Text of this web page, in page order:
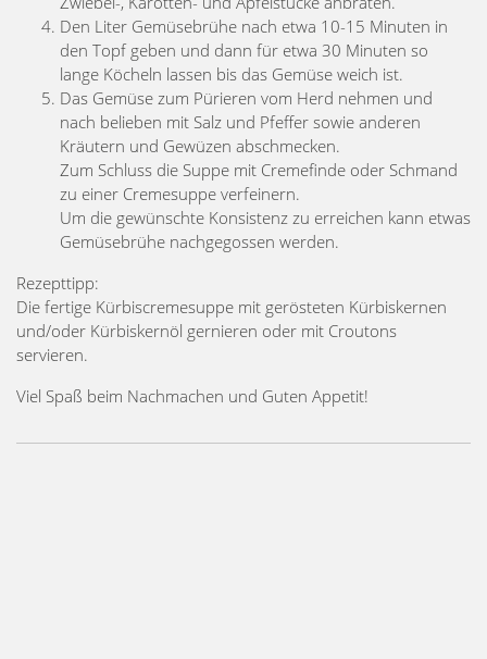
Den Liter Gemüsebrühe nach etwa 10-15 Minuten in
den Topf geben und dann für etwa 30 Minuten so
lange Köcheln lassen bis das Gemüse weich ist.
Das Gemüse zum Pürieren vom Herd nehmen und
nach belieben mit Salz und Pfeffer sowie anderen
Kräutern und Gewüzen abschmecken.
Zum Schluss die Suppe mit Cremefinde oder Schmand
zu einer Cremesuppe verfeinern.
Um die gewünschte Konsistenz zu erreichen kann etwas
Gemüsebrühe nachgegossen werden.
Rezepttipp:
Die fertige Kürbiscremesuppe mit gerösteten Kürbiskernen
und/oder Kürbiskernöl gernieren oder mit Croutons
servieren.
Viel Spaß beim Nachmachen und Guten Appetit!